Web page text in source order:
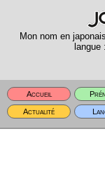
Mon nom en
Accueil
Actualité